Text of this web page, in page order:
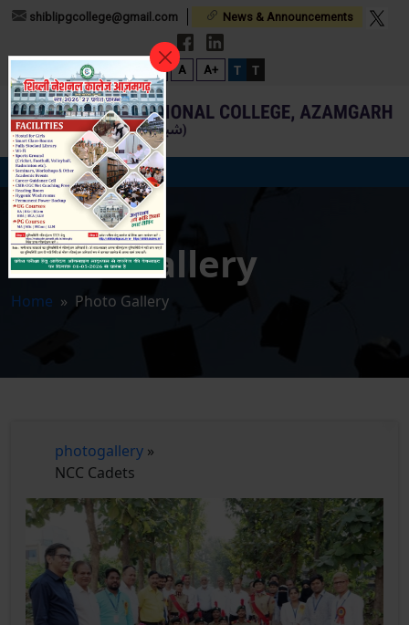
shiblipgcollege@gmail.com News & Announcements
A- A A+ T T
Photo Gallery
Home » Photo Gallery
photogallery »
NCC Cadets